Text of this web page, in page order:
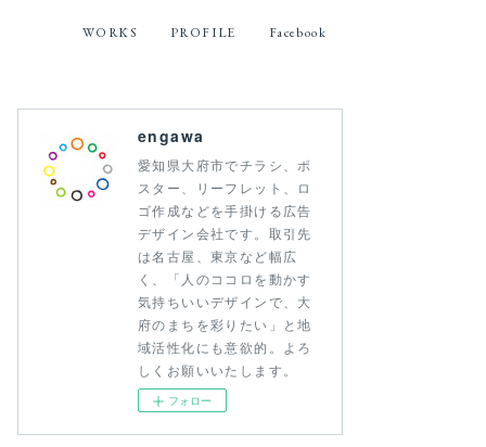
WORKS PROFILE Facebook
engawa
愛知県大府市でチラシ、ポ
スター、リーフレット、ロ
ゴ作成などを手掛ける広告
デザイン会社です。取引先
は名古屋、東京など幅広
く、「人のココロを動かす
気持ちいいデザインで、大
府のまちを彩りたい」と地
域活性化にも意欲的。よろ
しくお願いいたします。
フォロー